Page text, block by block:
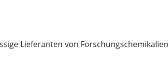
Lieferanten von